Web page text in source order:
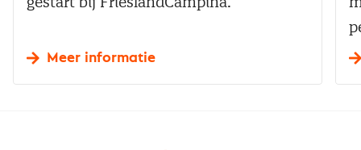
Meer informatie